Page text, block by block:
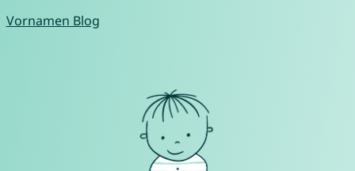
Vornamen Blog